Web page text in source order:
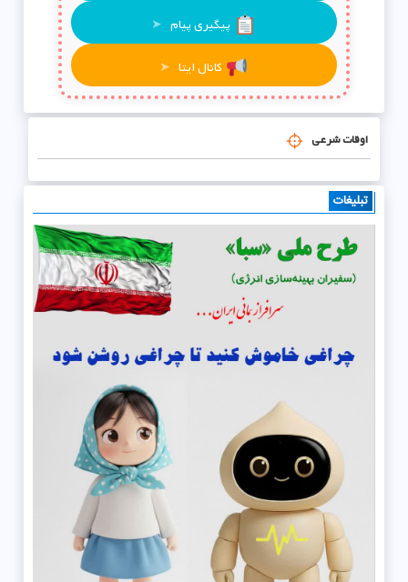
پیگیری پیام ➤
کانال ایتا ➤
اوقات شرعی
تبلیغات